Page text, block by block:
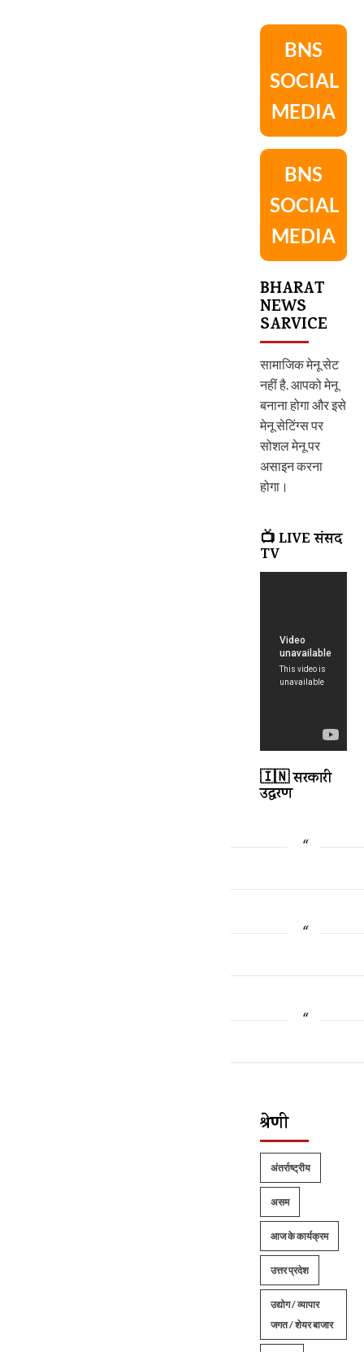
BNS
SOCIAL
MEDIA
BNS
SOCIAL
MEDIA
BHARAT
NEWS
SARVICE
सामाजिक मेनू सेट
नहीं है. आपको मेनू
बनाना होगा और इसे
मेनू सेटिंग्स पर
सोशल मेनू पर
असाइन करना
होगा।
📺 LIVE संसद
TV
🇮🇳 सरकारी
उद्धरण
श्रेणी
अंतर्राष्ट्रीय
असम
आज के कार्यक्रम
उत्तर प्रदेश
उद्योग / व्यापार
जगत / शेयर बाजार